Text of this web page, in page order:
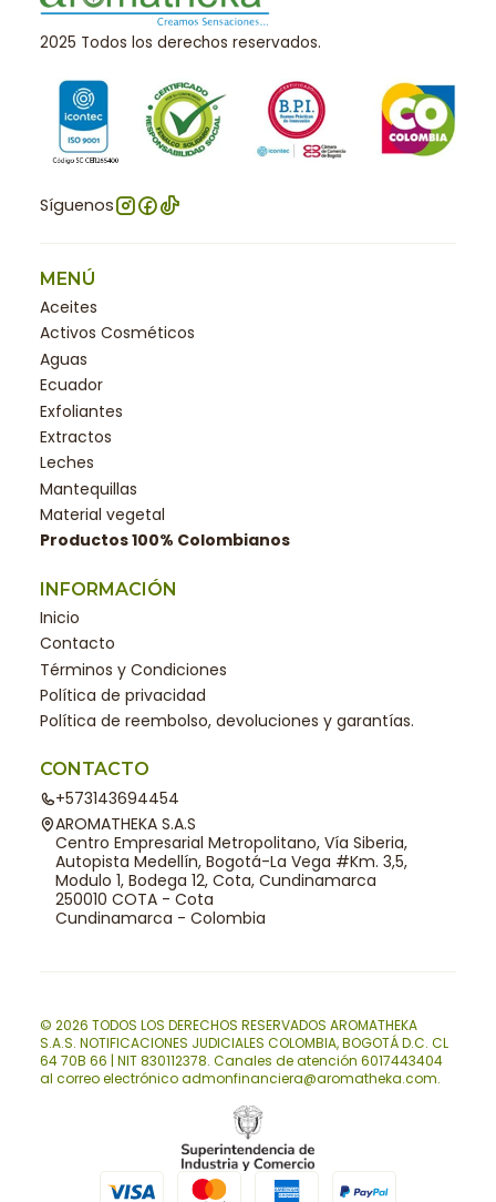
2025 Todos los derechos reservados.
Síguenos
MENÚ
Aceites
Activos Cosméticos
Aguas
Ecuador
Exfoliantes
Extractos
Leches
Mantequillas
Material vegetal
Productos 100% Colombianos
INFORMACIÓN
Inicio
Contacto
Términos y Condiciones
Política de privacidad
Política de reembolso, devoluciones y garantías.
CONTACTO
+573143694454
AROMATHEKA S.A.S
Centro Empresarial Metropolitano, Vía Siberia,
Autopista Medellín, Bogotá-La Vega #Km. 3,5,
Modulo 1, Bodega 12, Cota, Cundinamarca
250010 COTA - Cota
Cundinamarca - Colombia
© 2026 TODOS LOS DERECHOS RESERVADOS AROMATHEKA
S.A.S. NOTIFICACIONES JUDICIALES COLOMBIA, BOGOTÁ D.C. CL
64 70B 66 | NIT 830112378. Canales de atención 6017443404
al correo electrónico admonfinanciera@aromatheka.com.